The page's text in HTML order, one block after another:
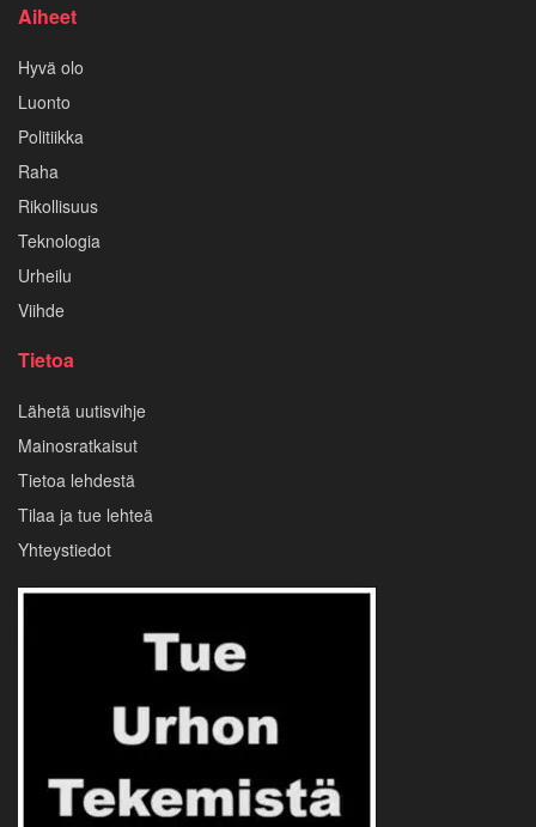
Aiheet
Hyvä olo
Luonto
Politiikka
Raha
Rikollisuus
Teknologia
Urheilu
Viihde
Tietoa
Lähetä uutisvihje
Mainosratkaisut
Tietoa lehdestä
Tilaa ja tue lehteä
Yhteystiedot